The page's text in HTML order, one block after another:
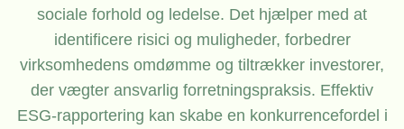
sociale forhold og ledelse. Det hjælper med at
identificere risici og muligheder, forbedrer
virksomhedens omdømme og tiltrækker investorer,
der vægter ansvarlig forretningspraksis. Effektiv
ESG-rapportering kan skabe en konkurrencefordel i